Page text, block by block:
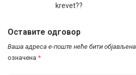
krevet??
Оставите одговор
Ваша адреса е-поште неће бити објављена.
означена *